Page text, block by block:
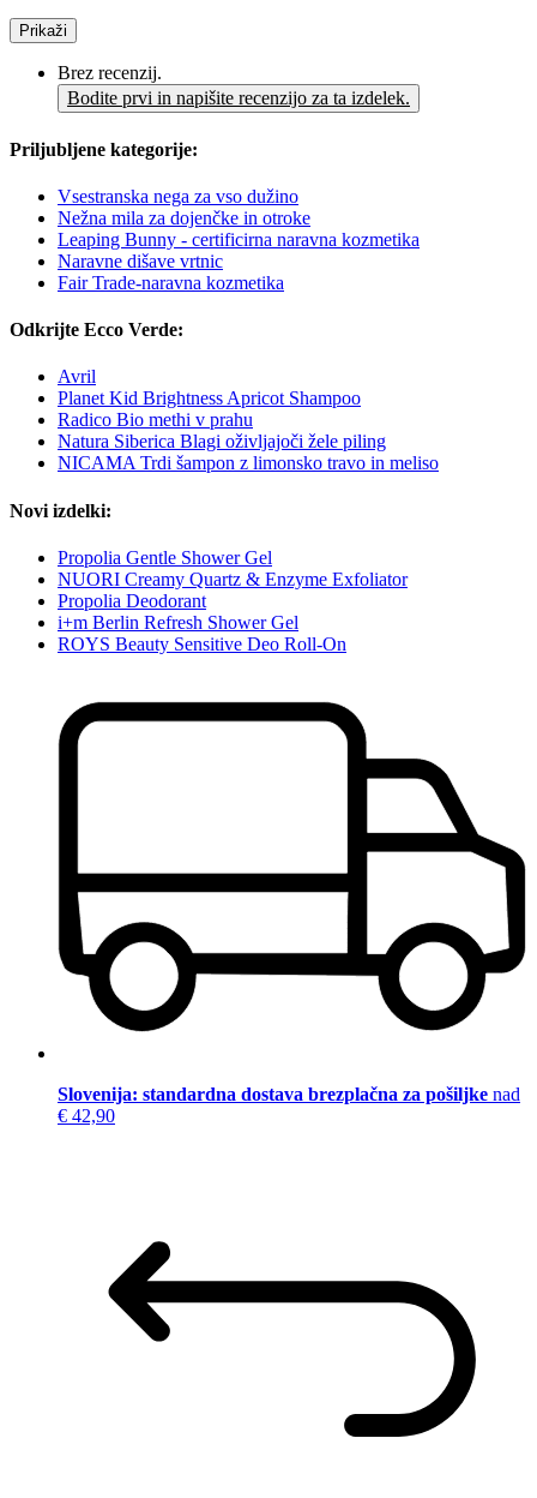
Prikaži
Brez recenzij.
Bodite prvi in napišite recenzijo za ta izdelek.
Priljubljene kategorije:
Vsestranska nega za vso dužino
Nežna mila za dojenčke in otroke
Leaping Bunny - certificirna naravna kozmetika
Naravne dišave vrtnic
Fair Trade-naravna kozmetika
Odkrijte Ecco Verde:
Avril
Planet Kid Brightness Apricot Shampoo
Radico Bio methi v prahu
Natura Siberica Blagi oživljajoči žele piling
NICAMA Trdi šampon z limonsko travo in meliso
Novi izdelki:
Propolia Gentle Shower Gel
NUORI Creamy Quartz & Enzyme Exfoliator
Propolia Deodorant
i+m Berlin Refresh Shower Gel
ROYS Beauty Sensitive Deo Roll-On
Slovenija: standardna dostava brezplačna za pošiljke nad
€ 42,90